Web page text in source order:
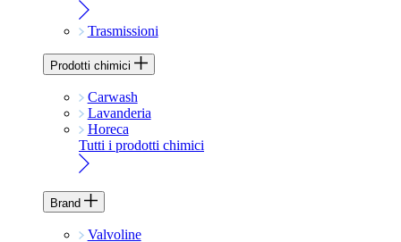
Trasmissioni
Prodotti chimici
Carwash
Lavanderia
Horeca
Tutti i prodotti chimici
Brand
Valvoline